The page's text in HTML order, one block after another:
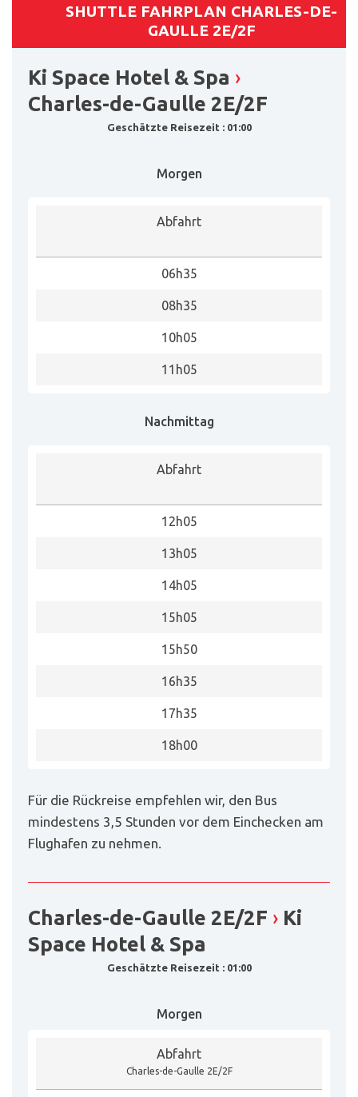
SHUTTLE FAHRPLAN CHARLES-DE-
GAULLE 2E/2F
Ki Space Hotel & Spa ›
Charles-de-Gaulle 2E/2F
Geschätzte Reisezeit : 01:00
Morgen
Abfahrt
06h35
08h35
10h05
11h05
Nachmittag
Abfahrt
12h05
13h05
14h05
15h05
15h50
16h35
17h35
18h00
Für die Rückreise empfehlen wir, den Bus
mindestens 3,5 Stunden vor dem Einchecken am
Flughafen zu nehmen.
Charles-de-Gaulle 2E/2F › Ki
Space Hotel & Spa
Geschätzte Reisezeit : 01:00
Morgen
Abfahrt
Charles-de-Gaulle 2E/2F